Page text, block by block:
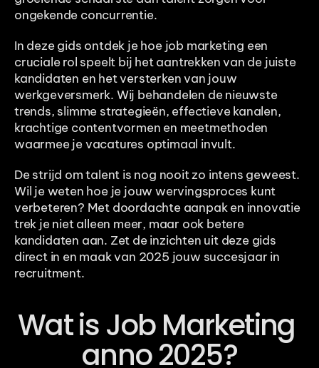
ongekende concurrentie.
In deze gids ontdek je hoe job marketing een
cruciale rol speelt bij het aantrekken van de juiste
kandidaten en het versterken van jouw
werkgeversmerk. Wij behandelen de nieuwste
trends, slimme strategieën, effectieve kanalen,
krachtige contentvormen en meetmethoden
waarmee je vacatures optimaal invult.
De strijd om talent is nog nooit zo intens geweest.
Wil je weten hoe je jouw wervingsproces kunt
verbeteren? Met doordachte aanpak en innovatie
trek je niet alleen meer, maar ook betere
kandidaten aan. Zet de inzichten uit deze gids
direct in en maak van 2025 jouw succesjaar in
recruitment.
Wat is Job Marketing
anno 2025?